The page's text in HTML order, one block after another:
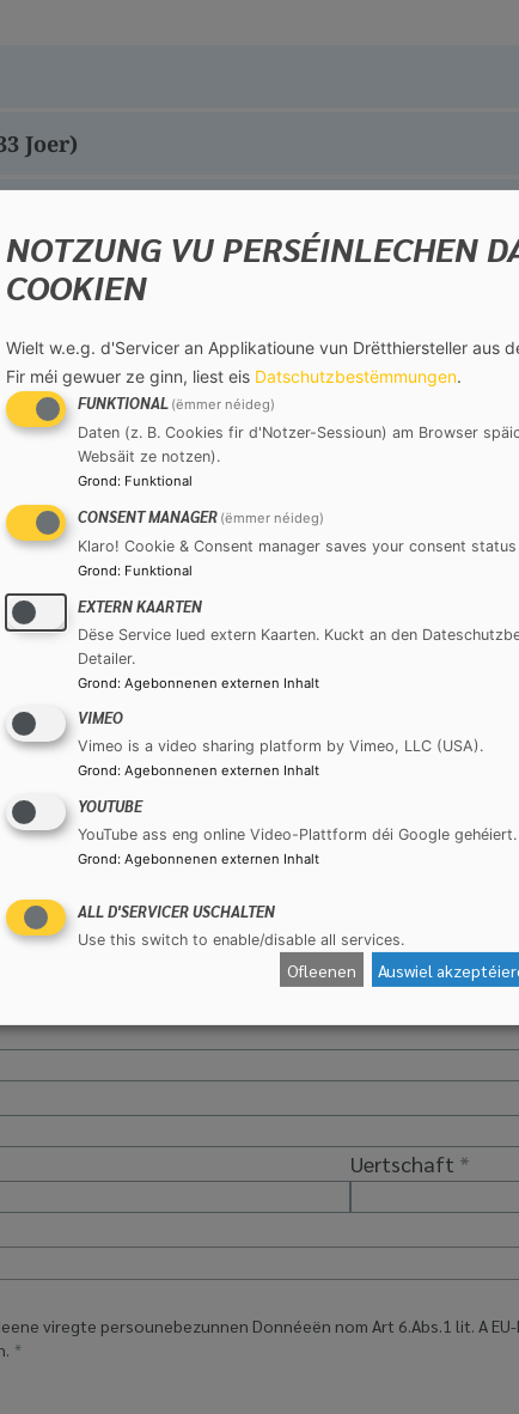
Joer)
an engem Stot)
Familljennumm
Email
Uertschaft
viregte persounebezunnen Donnéeën nom Art 6.Abs.1 lit. A
NOTZUNG VU PERSÉINLECHEN
COOKIEN
Wielt w.e.g. d'Servicer an Applikatioune vun Drëtthiersteller aus
Fir méi gewuer ze ginn, liest eis Datschutzbestëmmungen.
FUNKTIONAL (ëmmer néideg)
Daten (z. B. Cookies fir d'Notzer-Sessioun) am Browser
Websäit ze notzen).
Grond: Funktional
CONSENT MANAGER (ëmmer néideg)
Klaro! Cookie & Consent manager saves your consent
Grond: Funktional
EXTERN KAARTEN
Dëse Service lued extern Kaarten. Kuckt an den
Detailer.
Grond: Agebonnenen externen Inhalt
VIMEO
Vimeo is a video sharing platform by Vimeo, LLC (USA).
Grond: Agebonnenen externen Inhalt
YOUTUBE
YouTube ass eng online Video-Plattform déi Google gehéiert.
Grond: Agebonnenen externen Inhalt
ALL D'SERVICER USCHALTEN
Use this switch to enable/disable all services.
Ofleenen Auswiel